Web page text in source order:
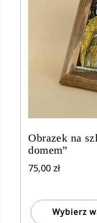
Obrazek na
domem”
75,00 zł
Wybierz